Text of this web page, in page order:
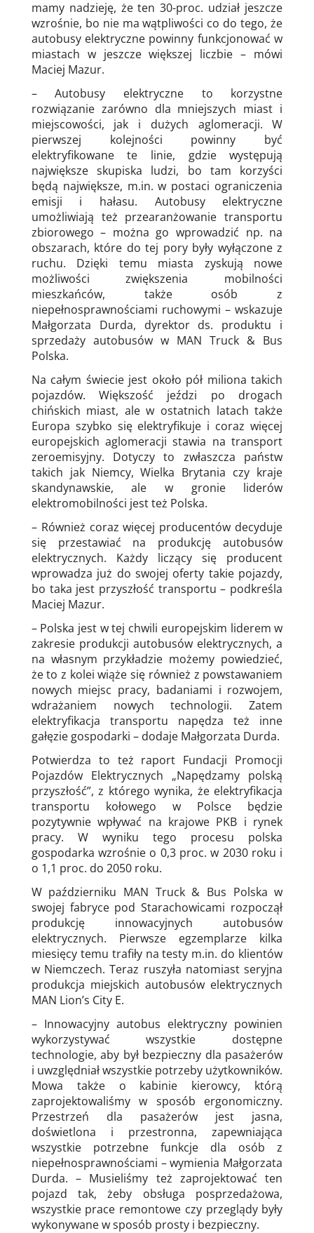
mamy nadzieję, że ten 30-proc. udział jeszcze
wzrośnie, bo nie ma wątpliwości co do tego, że
autobusy elektryczne powinny funkcjonować w
miastach w jeszcze większej liczbie – mówi
Maciej Mazur.
– Autobusy elektryczne to korzystne
rozwiązanie zarówno dla mniejszych miast i
miejscowości, jak i dużych aglomeracji. W
pierwszej kolejności powinny być
elektryfikowane te linie, gdzie występują
największe skupiska ludzi, bo tam korzyści
będą największe, m.in. w postaci ograniczenia
emisji i hałasu. Autobusy elektryczne
umożliwiają też przearanżowanie transportu
zbiorowego – można go wprowadzić np. na
obszarach, które do tej pory były wyłączone z
ruchu. Dzięki temu miasta zyskują nowe
możliwości zwiększenia mobilności
mieszkańców, także osób z
niepełnosprawnościami ruchowymi – wskazuje
Małgorzata Durda, dyrektor ds. produktu i
sprzedaży autobusów w MAN Truck & Bus
Polska.
Na całym świecie jest około pół miliona takich
pojazdów. Większość jeździ po drogach
chińskich miast, ale w ostatnich latach także
Europa szybko się elektryfikuje i coraz więcej
europejskich aglomeracji stawia na transport
zeroemisyjny. Dotyczy to zwłaszcza państw
takich jak Niemcy, Wielka Brytania czy kraje
skandynawskie, ale w gronie liderów
elektromobilności jest też Polska.
– Również coraz więcej producentów decyduje
się przestawiać na produkcję autobusów
elektrycznych. Każdy liczący się producent
wprowadza już do swojej oferty takie pojazdy,
bo taka jest przyszłość transportu – podkreśla
Maciej Mazur.
– Polska jest w tej chwili europejskim liderem w
zakresie produkcji autobusów elektrycznych, a
na własnym przykładzie możemy powiedzieć,
że to z kolei wiąże się również z powstawaniem
nowych miejsc pracy, badaniami i rozwojem,
wdrażaniem nowych technologii. Zatem
elektryfikacja transportu napędza też inne
gałęzie gospodarki – dodaje Małgorzata Durda.
Potwierdza to też raport Fundacji Promocji
Pojazdów Elektrycznych „Napędzamy polską
przyszłość”, z którego wynika, że elektryfikacja
transportu kołowego w Polsce będzie
pozytywnie wpływać na krajowe PKB i rynek
pracy. W wyniku tego procesu polska
gospodarka wzrośnie o 0,3 proc. w 2030 roku i
o 1,1 proc. do 2050 roku.
W październiku MAN Truck & Bus Polska w
swojej fabryce pod Starachowicami rozpoczął
produkcję innowacyjnych autobusów
elektrycznych. Pierwsze egzemplarze kilka
miesięcy temu trafiły na testy m.in. do klientów
w Niemczech. Teraz ruszyła natomiast seryjna
produkcja miejskich autobusów elektrycznych
MAN Lion’s City E.
– Innowacyjny autobus elektryczny powinien
wykorzystywać wszystkie dostępne
technologie, aby był bezpieczny dla pasażerów
i uwzględniał wszystkie potrzeby użytkowników.
Mowa także o kabinie kierowcy, którą
zaprojektowaliśmy w sposób ergonomiczny.
Przestrzeń dla pasażerów jest jasna,
doświetlona i przestronna, zapewniająca
wszystkie potrzebne funkcje dla osób z
niepełnosprawnościami – wymienia Małgorzata
Durda. – Musieliśmy też zaprojektować ten
pojazd tak, żeby obsługa posprzedażowa,
wszystkie prace remontowe czy przeglądy były
wykonywane w sposób prosty i bezpieczny.